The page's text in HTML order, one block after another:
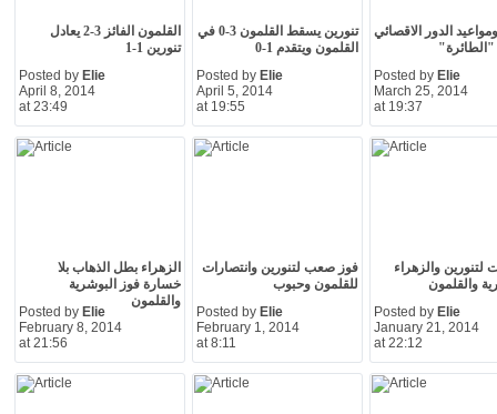
القلمون الفائز 3-2 يعادل
تنورين 1-1
Posted by Elie
April 8, 2014
at 23:49
تنورين يسقط القلمون 3-0 في
القلمون ويتقدم 1-0
Posted by Elie
April 5, 2014
at 19:55
الدور الاقصائي
"الطائرة"
Posted by Elie
March 25, 2014
at 19:37
الزهراء بطل الذهاب بلا
خسارة فوز البوشرية
والقلمون
Posted by Elie
February 8, 2014
at 21:56
فوز صعب لتنورين وانتصارات
للقلمون وحبوب
Posted by Elie
February 1, 2014
at 8:11
لتنورين والزهراء
والقلمون
Posted by Elie
January 21, 2014
at 22:12